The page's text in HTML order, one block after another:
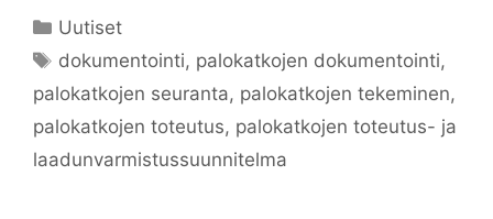
Kategoriat
Uutiset
Avainsanat
dokumentointi, palokatkojen dokumentointi,
palokatkojen seuranta, palokatkojen tekeminen,
palokatkojen toteutus, palokatkojen toteutus- ja
laadunvarmistussuunnitelma